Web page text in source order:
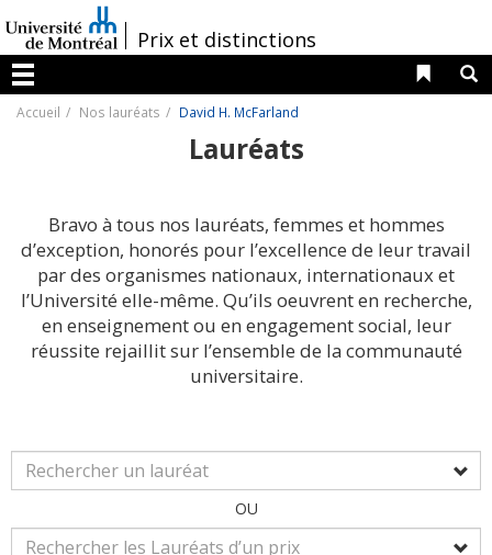
au
contenu
/Prix et distinctions
Menu
Liens
Accueil Nos lauréats David H. McFarland
Lauréats
Bravo à tous nos lauréats, femmes et hommes
d’exception, honorés pour l’excellence de leur travail
par des organismes nationaux, internationaux et
l’Université elle-même. Qu’ils oeuvrent en recherche,
en enseignement ou en engagement social, leur
réussite rejaillit sur l’ensemble de la communauté
universitaire.
OU